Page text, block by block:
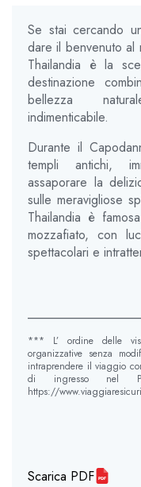
Se stai cercando
dare il benvenuto al
Thailandia è la
destinazione
bellezza
indimenticabile.
Durante il
templi antichi,
assaporare la
sulle meravigliose
Thailandia è
mozzafiato, con
spettacolari e
*** L’ ordine delle
organizzative senza
intraprendere il viaggio
di ingresso nel
https://
Scarica PDF